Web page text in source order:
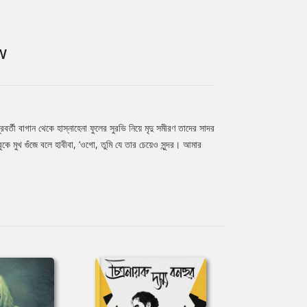
বাগান থেকে হাস্নাহেনা ফুলের সুরভি নিয়ে মৃদু সমীরণ তাদের সাদর
মুখ গুঁজে বলে হাবীবা, ‘ওগো, তুমি যে তার চেয়েও সুন্দর। আমার